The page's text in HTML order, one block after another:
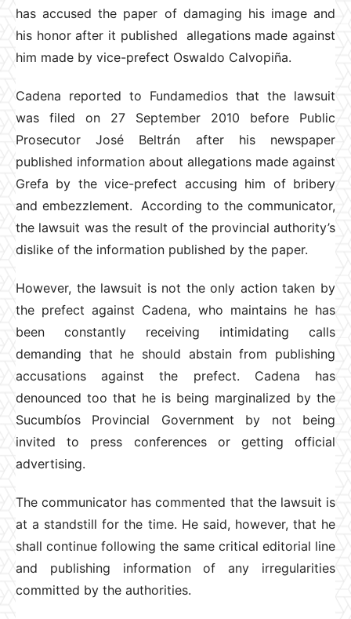
has accused the paper of damaging his image and
his honor after it published allegations made against
him made by vice-prefect Oswaldo Calvopiña.
Cadena reported to Fundamedios that the lawsuit
was filed on 27 September 2010 before Public
Prosecutor José Beltrán after his newspaper
published information about allegations made against
Grefa by the vice-prefect accusing him of bribery
and embezzlement. According to the communicator,
the lawsuit was the result of the provincial authority’s
dislike of the information published by the paper.
However, the lawsuit is not the only action taken by
the prefect against Cadena, who maintains he has
been constantly receiving intimidating calls
demanding that he should abstain from publishing
accusations against the prefect. Cadena has
denounced too that he is being marginalized by the
Sucumbíos Provincial Government by not being
invited to press conferences or getting official
advertising.
The communicator has commented that the lawsuit is
at a standstill for the time. He said, however, that he
shall continue following the same critical editorial line
and publishing information of any irregularities
committed by the authorities.